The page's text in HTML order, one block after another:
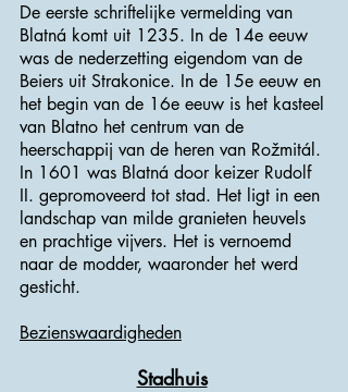
De eerste schriftelijke vermelding van
Blatná komt uit 1235. In de 14e eeuw
was de nederzetting eigendom van de
Beiers uit Strakonice. In de 15e eeuw en
het begin van de 16e eeuw is het kasteel
van Blatno het centrum van de
heerschappij van de heren van Rožmitál.
In 1601 was Blatná door keizer Rudolf
II. gepromoveerd tot stad. Het ligt in een
landschap van milde granieten heuvels
en prachtige vijvers. Het is vernoemd
naar de modder, waaronder het werd
gesticht.
Bezienswaardigheden
Stadhuis